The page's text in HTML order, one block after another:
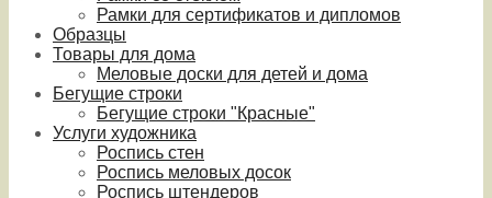
Рамки для сертификатов и дипломов
Образцы
Товары для дома
Меловые доски для детей и дома
Бегущие строки
Бегущие строки "Красные"
Услуги художника
Роспись стен
Роспись меловых досок
Роспись штендеров